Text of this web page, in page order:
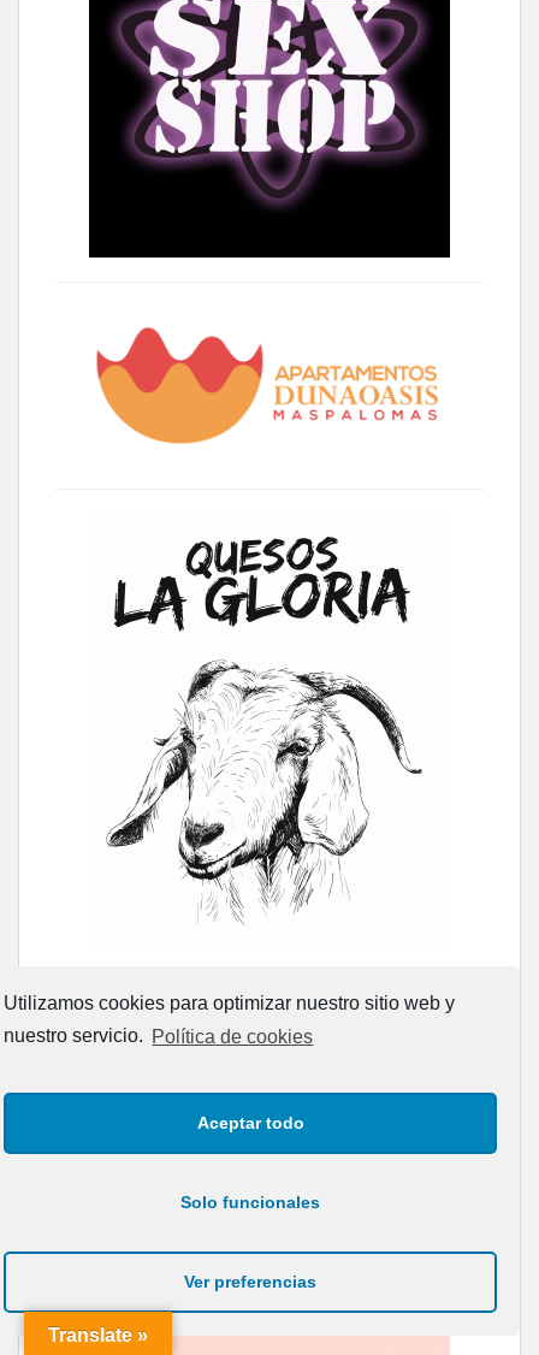
Utilizamos cookies para optimizar nuestro sitio web y
nuestro servicio. Política de cookies
Aceptar todo
Solo funcionales
Ver preferencias
Translate »